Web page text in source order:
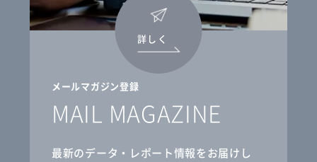
メールマガジン登録
MAIL MAGAZINE
最新のデータ・レポート情報をお届けし
詳しく